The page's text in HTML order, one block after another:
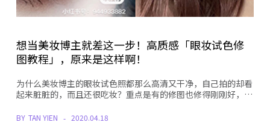
想当美妆博主就差这一步！高质感「眼妆试色修
图教程」，原来是这样啊！
为什么美妆博主的眼妆试色照都那么高清又干净，自己拍的却看
起来脏脏的，而且还很吃妆？重点是有的修图也修得刚刚好，…
BY TAN YIEN 2020.04.18